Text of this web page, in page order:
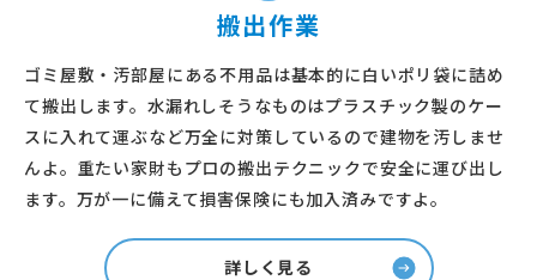
搬出作業
ゴミ屋敷・汚部屋にある不用品は基本的に白いポリ袋に詰め
て搬出します。水漏れしそうなものはプラスチック製のケー
スに入れて運ぶなど万全に対策しているので建物を汚しませ
んよ。重たい家財もプロの搬出テクニックで安全に運び出し
ます。万が一に備えて損害保険にも加入済みですよ。
詳しく見る